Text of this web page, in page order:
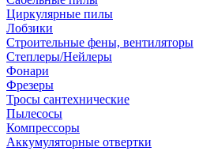
Циркулярные пилы
Лобзики
Строительные фены, вентиляторы
Степлеры/Нейлеры
Фонари
Фрезеры
Тросы сантехнические
Пылесосы
Компрессоры
Аккумуляторные отвертки